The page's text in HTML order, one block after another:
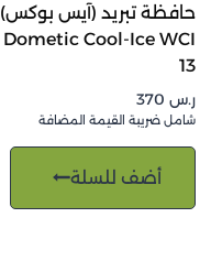
حافظة تبريد (آيس بوكس)
Dometic Cool-Ice WCI
13
ر.س
شامل ضريبة القيمة المضافة
أضف للسلة